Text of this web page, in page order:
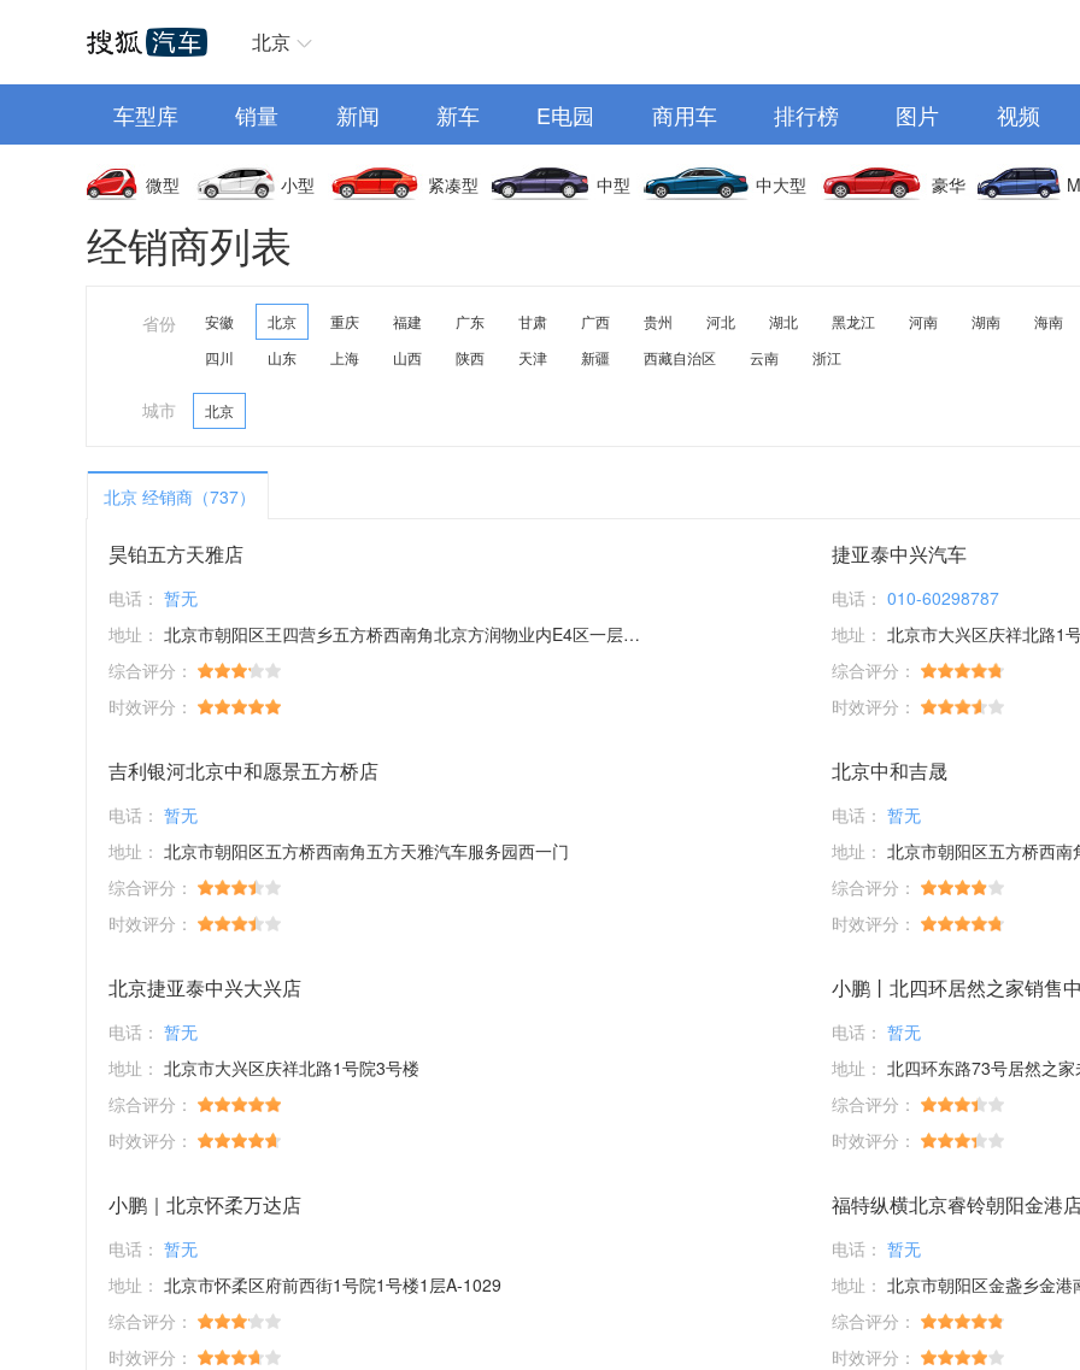
北京
车型库 销量 新闻 新车 E电园 商用车 排行榜 图片 视频
微型 小型 紧凑型 中型 中大型 豪华
经销商列表
省份 安徽 北京 重庆 福建 广东 甘肃 广西 贵州 河北 湖北 黑龙江 河南 湖南 海南
四川
山东 上海 山西 陕西 天津 新疆 西藏自治区 云南 浙江
城市 北京
北京 经销商（737）
昊铂五方天雅店
电话： 暂无
地址： 北京市朝阳区王四营乡五方桥西南角北京方润物业内E4区一层56、58号
综合评分：
时效评分：
捷亚泰中兴汽车
电话： 010-60298787
地址： 北京市大兴区庆祥北路1
综合评分：
时效评分：
吉利银河北京中和愿景五方桥店
电话： 暂无
地址： 北京市朝阳区五方桥西南角五方天雅汽车服务园西一门
综合评分：
时效评分：
北京中和吉晟
电话： 暂无
地址： 北京市朝阳区五方桥西
综合评分：
时效评分：
北京捷亚泰中兴大兴店
电话： 暂无
地址： 北京市大兴区庆祥北路1号院3号楼
综合评分：
时效评分：
小鹏丨北四环居然之家销售
电话： 暂无
地址： 北四环东路73号居然之
综合评分：
时效评分：
小鹏｜北京怀柔万达店
电话： 暂无
地址： 北京市怀柔区府前西街1号院1号楼1层A-1029
综合评分：
时效评分：
福特纵横北京睿铃朝阳金港
电话： 暂无
地址： 北京市朝阳区金盏乡金
综合评分：
时效评分：